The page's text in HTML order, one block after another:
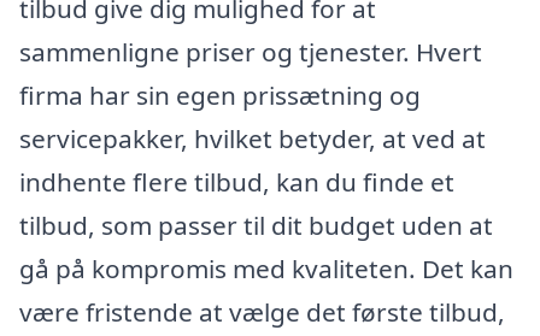
tilbud give dig mulighed for at
sammenligne priser og tjenester. Hvert
firma har sin egen prissætning og
servicepakker, hvilket betyder, at ved at
indhente flere tilbud, kan du finde et
tilbud, som passer til dit budget uden at
gå på kompromis med kvaliteten. Det kan
være fristende at vælge det første tilbud,